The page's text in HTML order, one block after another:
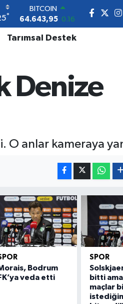
°
BITCOIN
64.643,95 0.16
DOLAR
47,6006 0.06
64,2398
0.2
GRAM ALTIN
Tarımsal Destek
Denize
O anlar kameraya
Bodrum
veda etti
SPOR
bitti
maçlar